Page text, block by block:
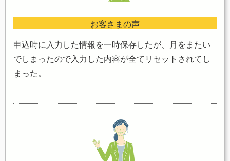
お客さまの声
申込時に入力した情報を一時保存したが、月をまたい
でしまったので入力した内容が全てリセットされてし
まった。